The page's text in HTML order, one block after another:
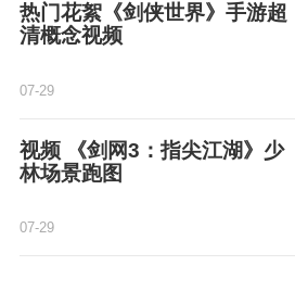
热门花絮《剑侠世界》手游超
清概念视频
07-29
视频 《剑网3：指尖江湖》少
林场景跑图
07-29